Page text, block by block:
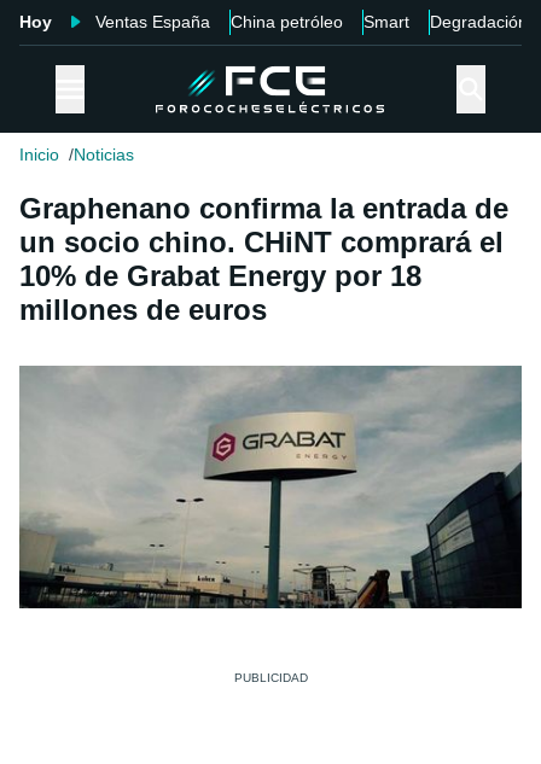
Hoy Ventas España China petróleo Smart Degradación
Inicio Noticias
Graphenano confirma la entrada de
un socio chino. CHiNT comprará el
10% de Grabat Energy por 18
millones de euros